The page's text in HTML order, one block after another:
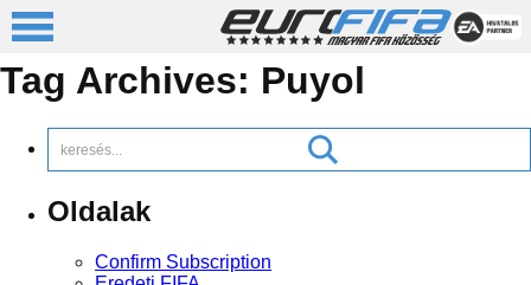
Tag Archives: Puyol
Oldalak
Confirm Subscription